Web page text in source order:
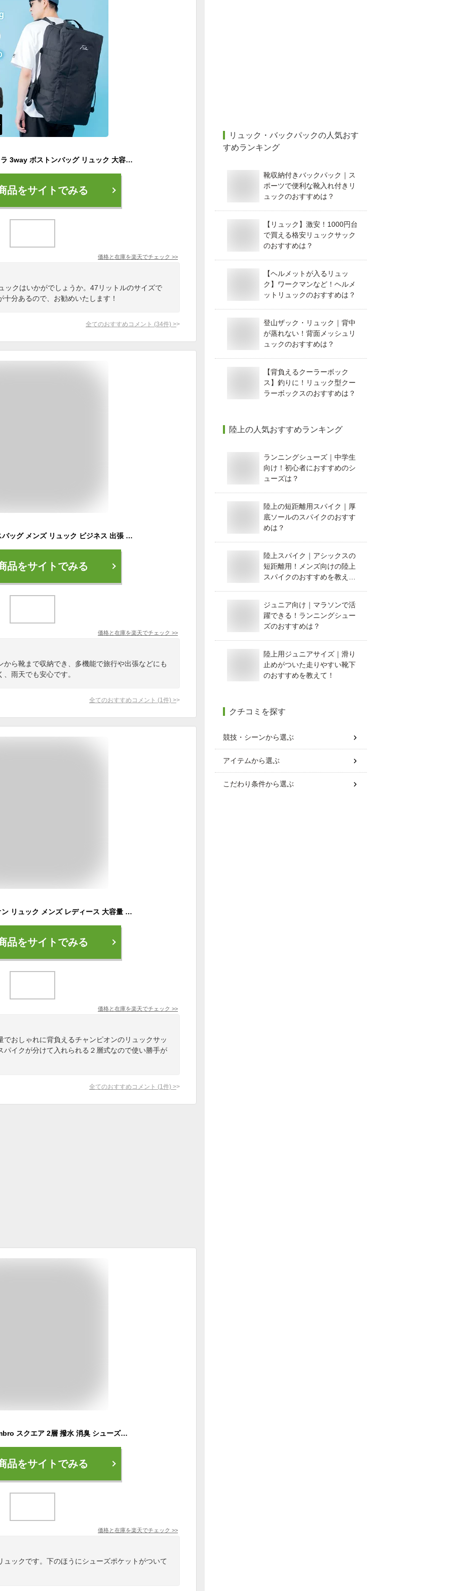
【セール】 FILA フィラ 3way ボストンバッグ リュック 大容量 約50L 軽い ショルダーバッグ 修学旅行 バッグ 林間学校 メンズ レディース 合宿 キャンプ 1〜2泊 男子 女子 おしゃれ 学生 高校生 大人 スポーツバッグ 旅行バッグ ブランド 黒 karlas別注
品をサイトでみる
価格と在庫を楽天でチェック >>
ックはいかがでしょうか。47リットルのサイズで
分あるので、お勧めいたします！
全てのおすすめコメント (34件) >
【送料無料】ビジネスバッグ メンズ リュック ビジネス 出張 旅行 アウトドア 通勤 通学 A4 PC 大容量 ビジネスリュック USB充電ポート 多機能 靴 野球 メンズ レディース 大容量 防水 バックパック パソコン スポーツリュック ポーツ 通学 登山 旅行 通勤 大学生 高校生
品をサイトでみる
価格と在庫を楽天でチェック >>
ら靴まで収納でき、多機能で旅行や出張などにも
雨天でも安心です。
全てのおすすめコメント (1 件) >
【SALE】 チャンピオン リュック メンズ レディース 大容量 Champion リュックサック Montana モンタナ 二層式 BOXリュック スクエア BOX型 かばん 黒 PC収納 PC スポーツ おしゃれ シンプル 軽量 通学 学生 部活 中学生 高校生 塾 旅行 人気 A4 B4 35L 63804
品をサイトでみる
価格と在庫を楽天でチェック >>
おしゃれに背負えるチャンピオンのリュックサッ
パイクが分けて入れられる２層式なので使い勝手が
全てのおすすめコメント (1 件) >
アンブロ リュック umbro スクエア 2層 撥水 消臭 シューズポケット付き メンズ レディース 大容量 42L リュックサック バックパック デイパック スクエアリュック A4 B4 抗菌 通勤 通学 通勤用 通学用 中学生 高校生 学生 旅行 部活 アウトドア BESWICK 70571
品をサイトでみる
価格と在庫を楽天でチェック >>
ックです。下のほうにシューズポケットがついて
リュック・バックパックの人気おす
すめランキング
靴収納付きバックパック｜ス
ポーツで便利な靴入れ付きリ
ュックのおすすめは？
【リュック】激安！1000円台
で買える格安リュックサック
のおすすめは？
【ヘルメットが入るリュッ
ク】ワークマンなど！ヘルメ
ットリュックのおすすめは？
登山ザック・リュック｜背中
が蒸れない！背面メッシュリ
ュックのおすすめは？
【背負えるクーラーボック
ス】釣りに！リュック型クー
ラーボックスのおすすめは？
陸上の人気おすすめランキング
ランニングシューズ｜中学生
向け！初心者におすすめのシ
ューズは？
陸上の短距離用スパイク｜厚
底ソールのスパイクのおすす
めは？
陸上スパイク｜アシックスの
短距離用！メンズ向けの陸上
スパイクのおすすめを教え
ジュニア向け｜マラソンで活
躍できる！ランニングシュー
ズのおすすめは？
陸上用ジュニアサイズ｜滑り
止めがついた走りやすい靴下
のおすすめを教えて！
クチコミを探す
競技・シーンから選ぶ
アイテムから選ぶ
こだわり条件から選ぶ